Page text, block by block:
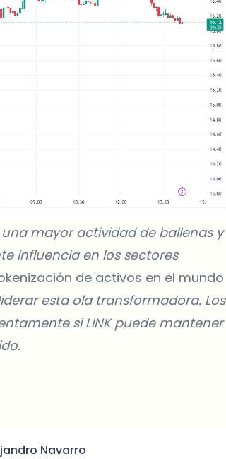
mayor actividad de ballenas y
influencia en los sectores
de activos en el mundo
esta ola transformadora. Los
si LINK puede mantener
Navarro